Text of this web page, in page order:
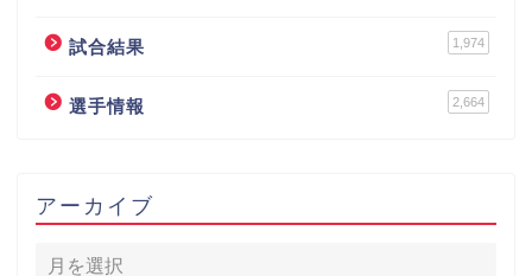
試合結果 1,974
選手情報 2,664
アーカイブ